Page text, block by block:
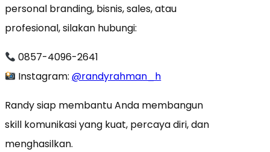
personal branding, bisnis, sales, atau
profesional, silakan hubungi:
0857-4096-2641
Instagram:@randyrahman_h
Randy siap membantu Anda membangun
skill komunikasi yang kuat, percaya diri, dan
menghasilkan.